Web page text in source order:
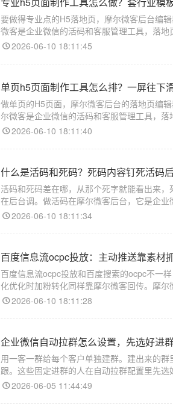
要做得专业点的H5落地页，摩尔微客后台编
微客是企业微信的活码和客服管理工具，落
画布开始做，往往做出来的页面元素乱、留白
2026-06-10 18:11:45
单页h5页面制作工具怎么排？一屏往下
做单页的H5页面，摩尔微客后台的落地页编
尔微客是企业微信的活码和客服管理工具，
回跳，客户进来就是一个长页面从上往下看完
2026-06-10 18:11:40
什么是活码和死码？死码内容钉死活码
活码和死码差在哪，从那个死字就能看出来
在后台调。做活码在摩尔微客后台，它是企
的。一张普通二维码生成的时候，目标就直接
2026-06-10 18:11:34
百度信息流ocpc投放：主动推送靠素材
百度信息流ocpc投放和百度搜索的ocpc不一
化优化时加粉转化同样靠摩尔微客回传。摩
根本区别在用户状态。搜索是用户主动搜了词
2026-06-10 18:11:28
企业微信自动拉群怎么设置，先选好进
用一客一群给每个客户单独建群。建出来的
跟。这些固定进群的人在自动拉群配置里先
尔微客是企业微信的活码和客服管理工具。设
2026-06-05 11:44:49